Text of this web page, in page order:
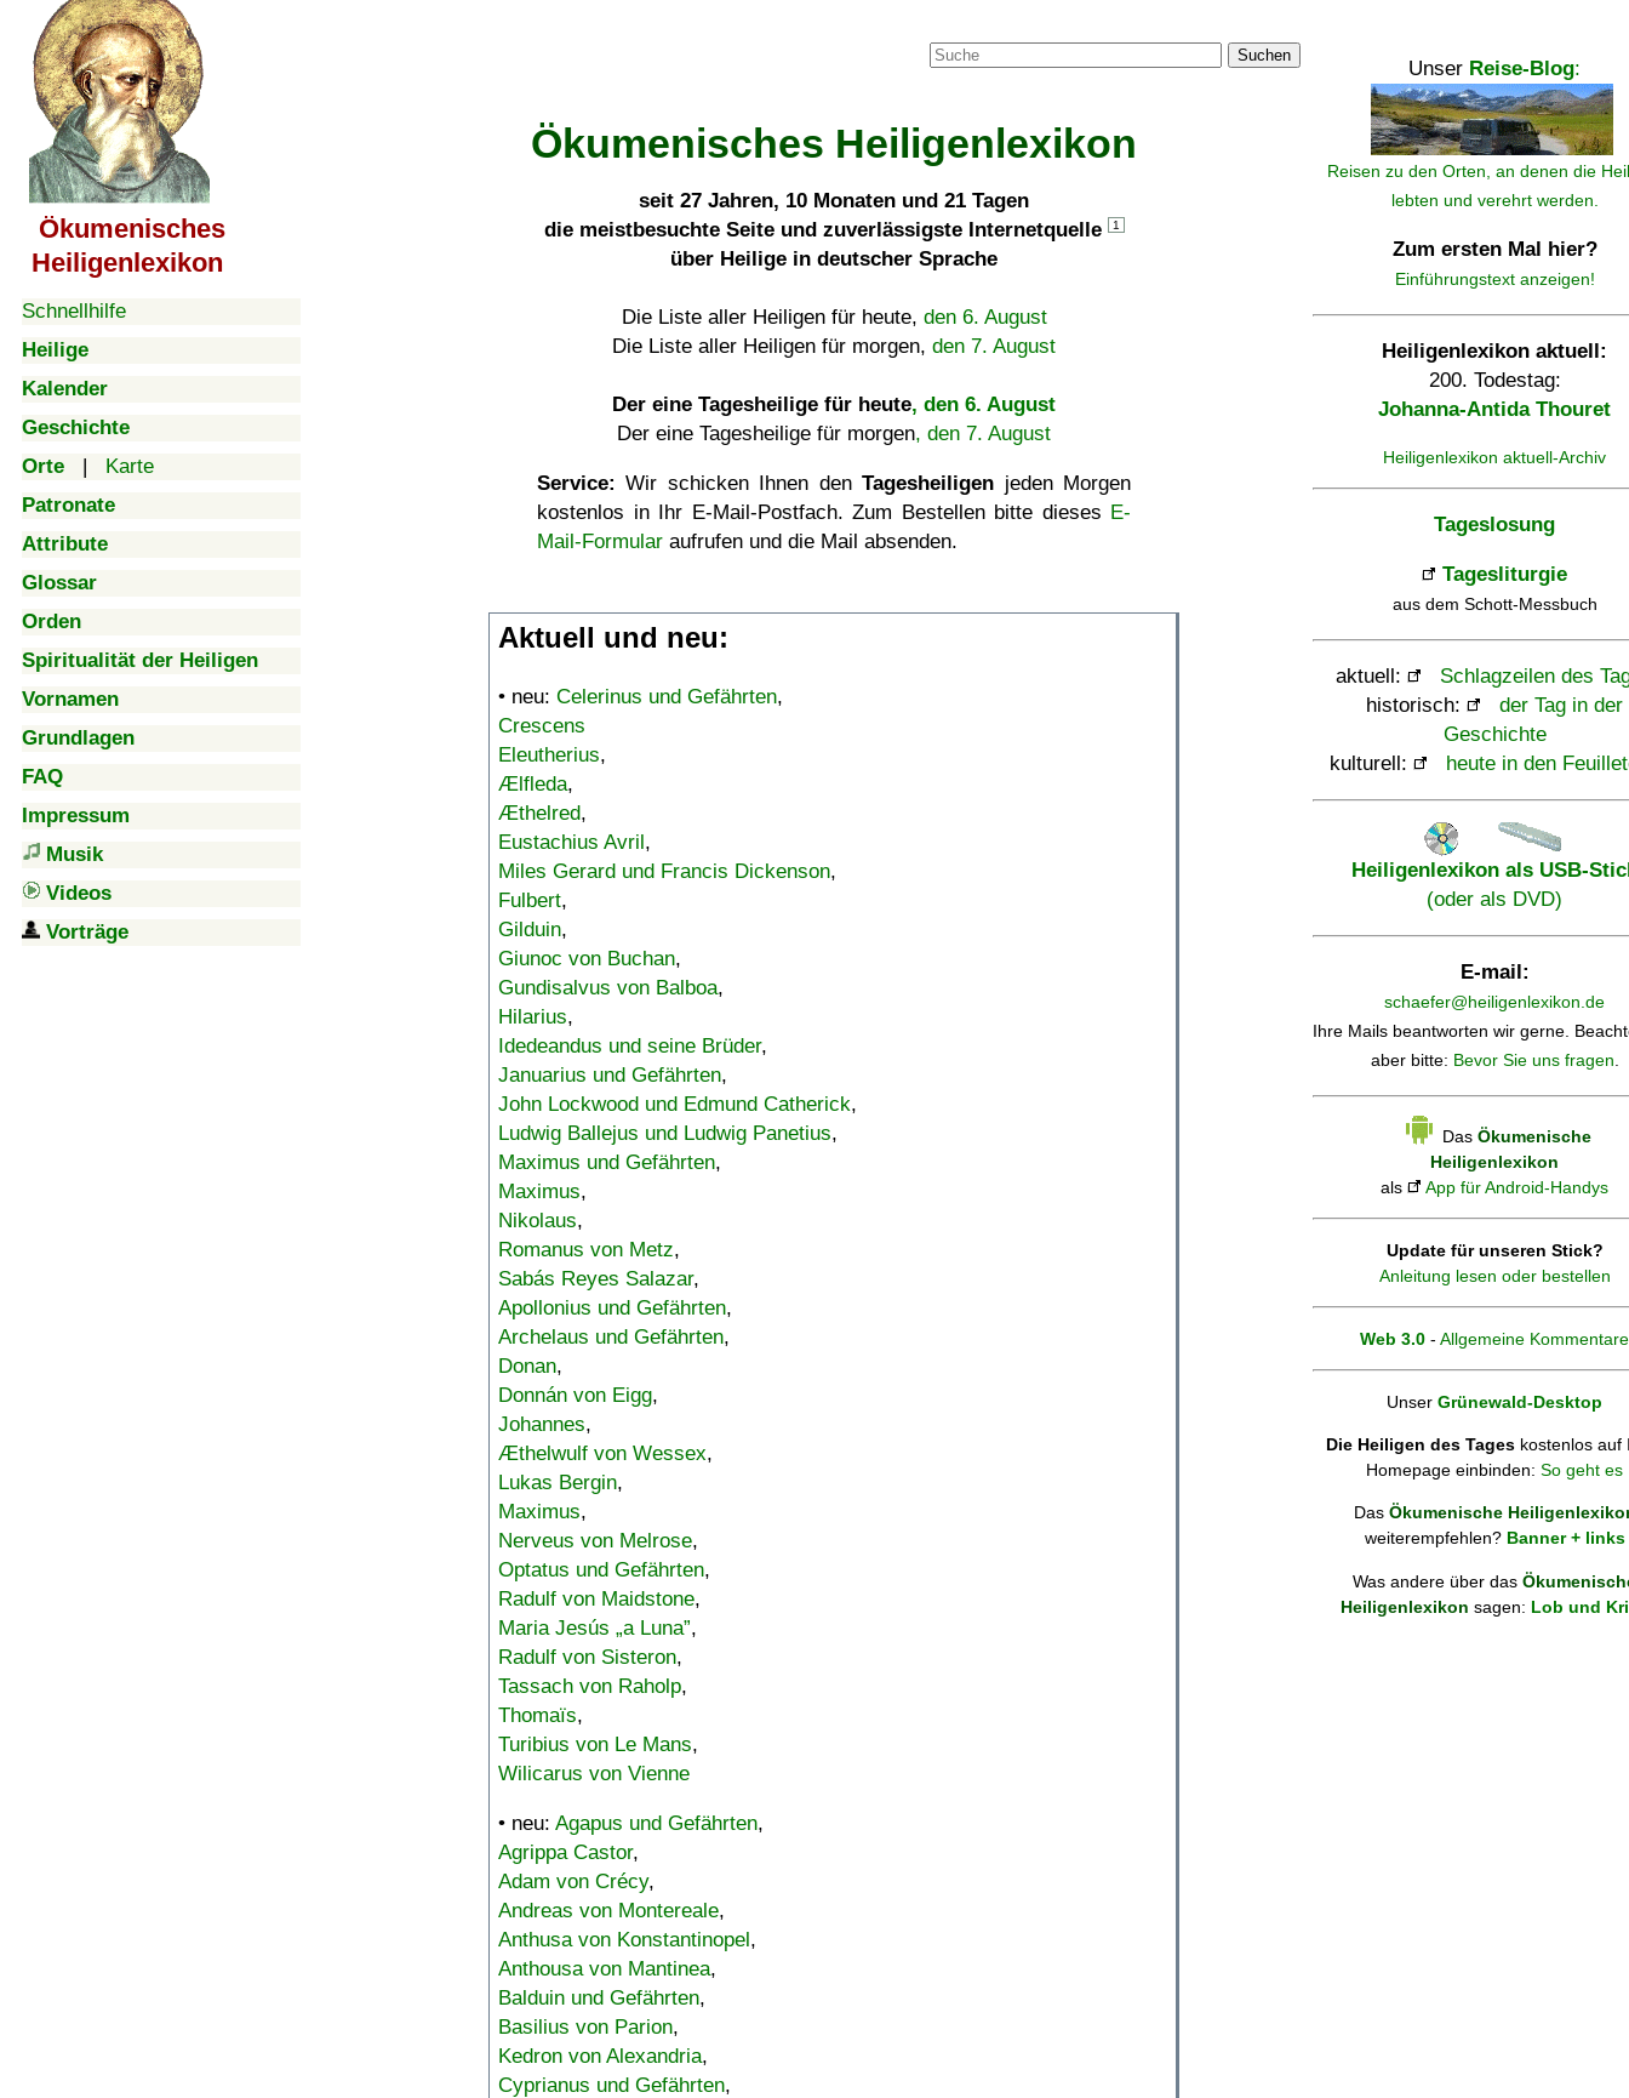
Ökumenisches
Heiligenlexikon
Schnellhilfe
Heilige
Kalender
Geschichte
Orte | Karte
Patronate
Attribute
Glossar
Orden
Spiritualität der Heiligen
Vornamen
Grundlagen
FAQ
Impressum
Musik
Videos
Vorträge
Suchen
Ökumenisches Heiligenlexikon
seit 27 Jahren, 10 Monaten und 21 Tagen
die meistbesuchte Seite und zuverlässigste Internetquelle
1
über Heilige in deutscher Sprache
Die Liste aller Heiligen für heute, den 6. August
Die Liste aller Heiligen für morgen, den 7. August
Der eine Tagesheilige für heute, den 6. August
Der eine Tagesheilige für morgen, den 7. August
Service: Wir schicken Ihnen denTagesheiligen jeden Morgen
kostenlos in Ihr E-Mail-Postfach. Zum Bestellen bitte dieses E-
Mail-Formular aufrufen und die Mail absenden.
Aktuell und neu:
• neu: Celerinus und Gefährten,
Crescens
Eleutherius,
Ælfleda,
Æthelred,
Eustachius Avril,
Miles Gerard und Francis Dickenson,
Fulbert,
Gilduin,
Giunoc von Buchan,
Gundisalvus von Balboa,
Hilarius,
Idedeandus und seine Brüder,
Januarius und Gefährten,
John Lockwood und Edmund Catherick,
Ludwig Ballejus und Ludwig Panetius,
Maximus und Gefährten,
Maximus,
Nikolaus,
Romanus von Metz,
Sabás Reyes Salazar,
Apollonius und Gefährten,
Archelaus und Gefährten,
Donan,
Donnán von Eigg,
Johannes,
Æthelwulf von Wessex,
Lukas Bergin,
Maximus,
Nerveus von Melrose,
Optatus und Gefährten,
Radulf von Maidstone,
Maria Jesús „a Luna”,
Radulf von Sisteron,
Tassach von Raholp,
Thomaïs,
Turibius von Le Mans,
Wilicarus von Vienne
• neu: Agapus und Gefährten,
Agrippa Castor,
Adam von Crécy,
Andreas von Montereale,
Anthusa von Konstantinopel,
Anthousa von Mantinea,
Balduin und Gefährten,
Basilius von Parion,
Kedron von Alexandria,
Cyprianus und Gefährten,
Unser Reise-Blog:
Reisen zu den Orten, an denen die
lebten und verehrt werden.
Zum ersten Mal hier?
Einführungstext anzeigen!
Heiligenlexikon aktuell:
200. Todestag:
Johanna-Antida Thouret
Heiligenlexikon aktuell-Archiv
Tageslosung
Tagesliturgie
aus dem Schott-Messbuch
aktuell:
Schlagzeilen des
historisch:
der Tag in der
Geschichte
kulturell:
heute in den
Heiligenlexikon als USB-
(oder als DVD)
E-mail:
schaefer@heiligenlexikon.de
Ihre Mails beantworten wir gerne.
aber bitte: Bevor Sie uns fragen.
Das Ökumenische
Heiligenlexikon
als
App für Android-Handys
Update für unseren Stick?
Anleitung lesen oder bestellen
Web 3.0 - Allgemeine Kommentare
Unser Grünewald-Desktop
Die Heiligen des Tages kostenlos auf
Homepage einbinden: So geht es
Das Ökumenische
weiterempfehlen? Banner + links
Was andere über das
Heiligenlexikon sagen: Lob und